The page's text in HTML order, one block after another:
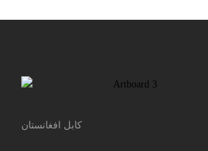
کابل افغانستان